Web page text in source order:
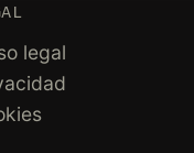
legal